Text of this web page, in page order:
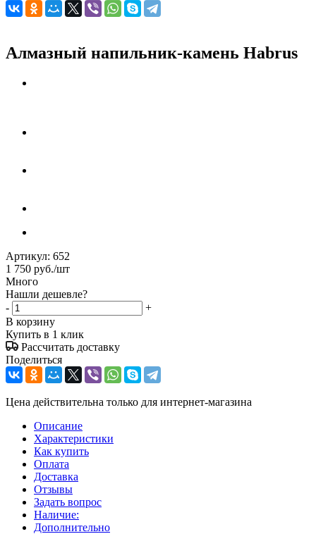
Алмазный напильник-камень Habrus
Артикул: 652
1 750 руб./шт
Много
Нашли дешевле?
-
+
В корзину
Купить в 1 клик
Рассчитать доставку
Поделиться
Цена действительна только для интернет-магазина
Описание
Характеристики
Как купить
Оплата
Доставка
Отзывы
Задать вопрос
Наличие:
Дополнительно